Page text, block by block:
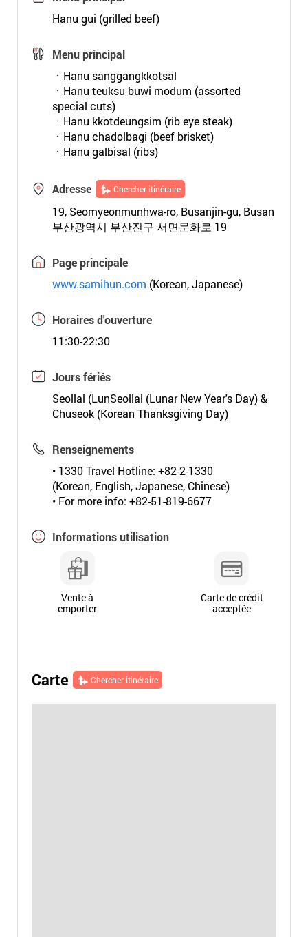
Hanu gui (grilled beef)
Menu principal
ㆍHanu sanggangkkotsal
ㆍHanu teuksu buwi modum (assorted
special cuts)
ㆍHanu kkotdeungsim (rib eye steak)
ㆍHanu chadolbagi (beef brisket)
ㆍHanu galbisal (ribs)
Adresse Chercher itinéraire
19, Seomyeonmunhwa-ro, Busanjin-gu, Busan
부산광역시 부산진구 서면문화로 19
Page principale
www.samihun.com (Korean, Japanese)
Horaires d'ouverture
11:30-22:30
Jours fériés
Seollal (LunSeollal (Lunar New Year's Day) &
Chuseok (Korean Thanksgiving Day)
Renseignements
• 1330 Travel Hotline: +82-2-1330
(Korean, English, Japanese, Chinese)
• For more info: +82-51-819-6677
Informations utilisation
Vente à
emporter
Carte de crédit
acceptée
Carte Chercher itinéraire